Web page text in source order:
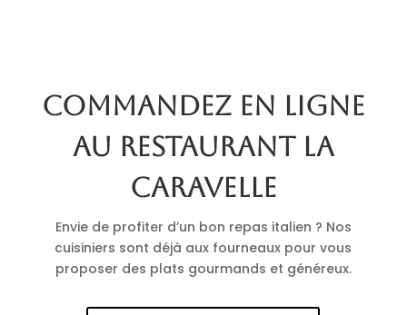
Commandez en ligne
au restaurant La
Caravelle
Envie de profiter d’un bon repas italien ? Nos
cuisiniers sont déjà aux fourneaux pour vous
proposer des plats gourmands et généreux.